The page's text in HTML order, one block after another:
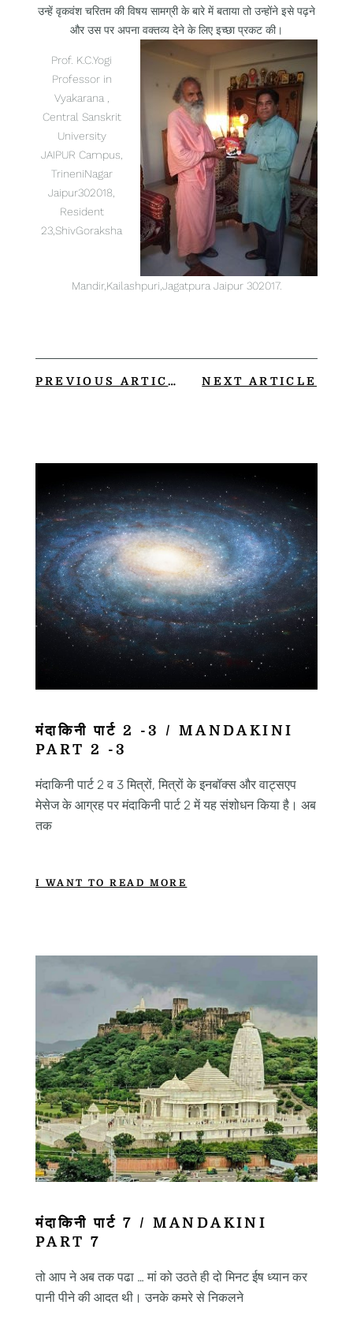
उन्हें वृकवंश चरितम की विषय सामग्री के बारे में बताया तो उन्होंने इसे पढ़ने
और उस पर अपना वक्तव्य देने के लिए इच्छा प्रकट की।
Prof. K.C.Yogi
Professor in
Vyakarana ,
Central Sanskrit
University
JAIPUR Campus,
TrineniNagar
Jaipur302018,
Resident
23,ShivGoraksha
Mandir,Kailashpuri,Jagatpura Jaipur 302017.
PREVIOUS ARTICLE NEXT ARTICLE
मंदाकिनी पार्ट 2 -3 / MANDAKINI
PART 2 -3
मंदाकिनी पार्ट 2 व 3 मित्रों, मित्रों के इनबॉक्स और वाट्सएप
मेसेज के आग्रह पर मंदाकिनी पार्ट 2 में यह संशोधन किया है। अब
तक
I WANT TO READ MORE
मंदाकिनी पार्ट 7 / MANDAKINI
PART 7
तो आप ने अब तक पढा … मां को उठते ही दो मिनट ईष ध्यान कर
पानी पीने की आदत थी। उनके कमरे से निकलने